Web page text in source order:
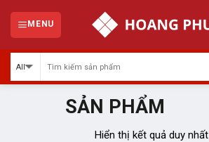
content
MENU
SẢN PHẨM
Hiển thị kết quả duy nhất